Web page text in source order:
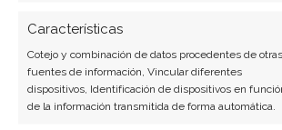
Características
Cotejo y combinación de datos procedentes de otras
fuentes de información, Vincular diferentes
dispositivos, Identificación de dispositivos en
de la información transmitida de forma automática.
BUSCAR